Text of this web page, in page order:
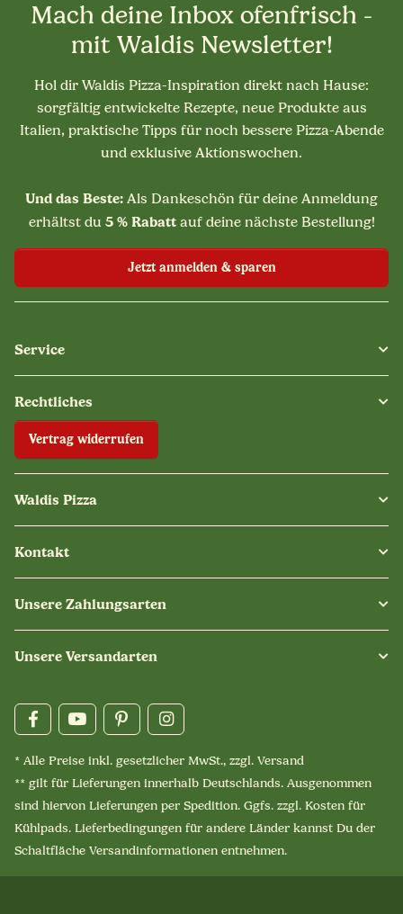
Mach deine Inbox ofenfrisch -
mit Waldis Newsletter!
Hol dir Waldis Pizza-Inspiration direkt nach Hause:
sorgfältig entwickelte Rezepte, neue Produkte aus
Italien, praktische Tipps für noch bessere Pizza-Abende
und exklusive Aktionswochen.
Und das Beste: Als Dankeschön für deine Anmeldung
erhältst du 5 % Rabattauf deine nächste Bestellung!
Jetzt anmelden & sparen
Service
Rechtliches
Vertrag widerrufen
Waldis Pizza
Kontakt
Unsere Zahlungsarten
Unsere Versandarten
* Alle Preise inkl. gesetzlicher MwSt., zzgl. Versand
** gilt für Lieferungen innerhalb Deutschlands. Ausgenommen
sind hiervon Lieferungen per Spedition. Ggfs. zzgl. Kosten für
Kühlpads. Lieferbedingungen für andere Länder kannst Du der
Schaltfläche Versandinformationen entnehmen.